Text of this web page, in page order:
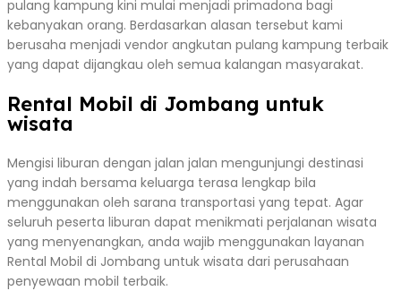
pulang kampung kini mulai menjadi primadona bagi
kebanyakan orang. Berdasarkan alasan tersebut kami
berusaha menjadi vendor angkutan pulang kampung terbaik
yang dapat dijangkau oleh semua kalangan masyarakat.
Rental Mobil di Jombang untuk
wisata
Mengisi liburan dengan jalan jalan mengunjungi destinasi
yang indah bersama keluarga terasa lengkap bila
menggunakan oleh sarana transportasi yang tepat. Agar
seluruh peserta liburan dapat menikmati perjalanan wisata
yang menyenangkan, anda wajib menggunakan layanan
Rental Mobil di Jombang untuk wisata dari perusahaan
penyewaan mobil terbaik.